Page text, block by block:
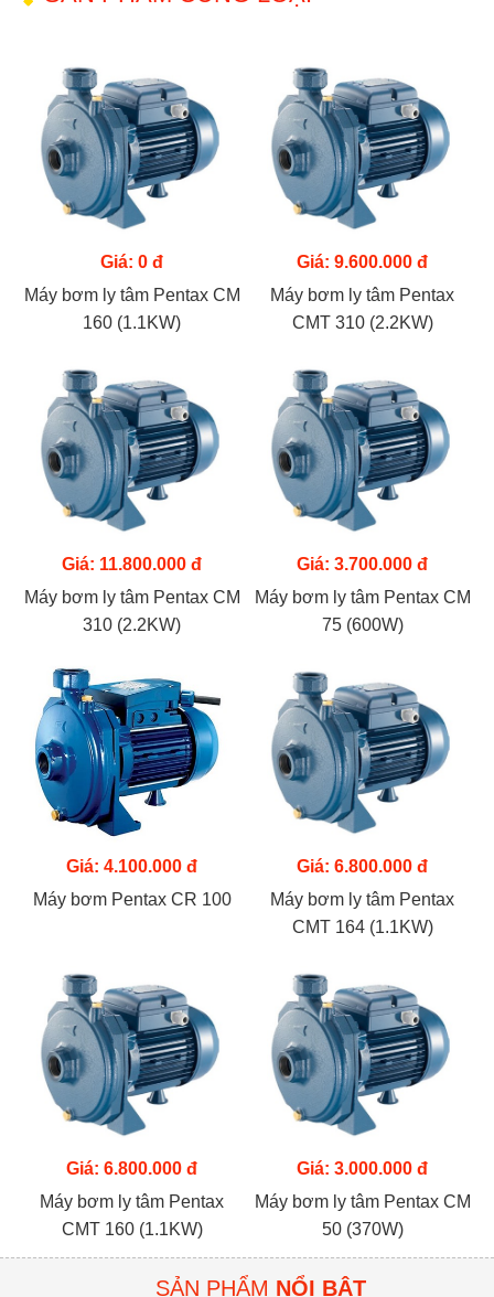
Giá: 0 đ
Máy bơm ly tâm Pentax CM
160 (1.1KW)
Giá: 9.600.000 đ
Máy bơm ly tâm Pentax
CMT 310 (2.2KW)
Giá: 11.800.000 đ
Máy bơm ly tâm Pentax CM
310 (2.2KW)
Giá: 3.700.000 đ
Máy bơm ly tâm Pentax CM
75 (600W)
Giá: 4.100.000 đ
Máy bơm Pentax CR 100
Giá: 6.800.000 đ
Máy bơm ly tâm Pentax
CMT 164 (1.1KW)
Giá: 6.800.000 đ
Máy bơm ly tâm Pentax
CMT 160 (1.1KW)
Giá: 3.000.000 đ
Máy bơm ly tâm Pentax CM
50 (370W)
SẢN PHẨM NỔI BẬT